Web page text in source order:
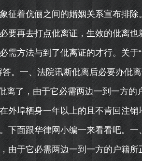
征着伉俪之间的婚姻关系宣布排
要再去打点仳离证，生效的仳离也
需方法与到了仳离证的才行。关于
。一、法院讯断仳离后必要办仳
离了，由于它必需两边一到一方的
外埠栖身一年以上的且不肯回注销
下面跟华律网小编一来看看吧。
由于它必需两边一到一方的户籍所